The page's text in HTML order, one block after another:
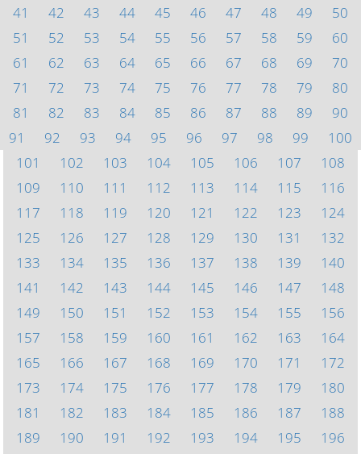
41
42 43 44 45 46 47 48 49
50
51
52 53 54 55 56 57 58 59
60
61
62 63 64 65 66 67 68 69
70
71
72 73 74 75 76 77 78 79
80
81
82 83 84 85 86 87 88 89
90
91
92 93 94 95 96 97 98 99
100
101
102 103 104 105 106 107
108
109
110 111 112 113 114 115
116
117
118 119 120 121 122 123
124
125
126 127 128 129 130 131
132
133
134 135 136 137 138 139
140
141
142 143 144 145 146 147
148
149
150 151 152 153 154 155
156
157
158 159 160 161 162 163
164
165
166 167 168 169 170 171
172
173
174 175 176 177 178 179
180
181
182 183 184 185 186 187
188
189
190 191 192 193 194 195
196